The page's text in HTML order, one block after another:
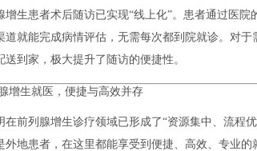
增生患者术后随访已实现“线上化”。患者通过医
道就能完成病情评估，无需每次都到院就诊。对
到家，极大提升了随访的便捷性。
增生就医，便捷与高效并存
在前列腺增生诊疗领域已形成了“资源集中、流程
外地患者，在这里都能享受到便捷、高效、专业的